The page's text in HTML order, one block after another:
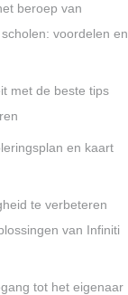
beroep van
voordelen en
met de beste tips
en kaart
te verbeteren
van Infiniti
tot het eigenaar